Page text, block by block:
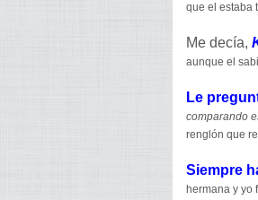
que el estaba
Me decía,
aunque el
Le
comparando
renglón que
Siempre
hermana y yo